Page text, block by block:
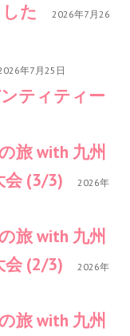
た 2026年7月26
年7月25日
ティティー
旅 with 九州
会 (3/3)
2026年
旅 with 九州
会 (2/3)
2026年
旅 with 九州